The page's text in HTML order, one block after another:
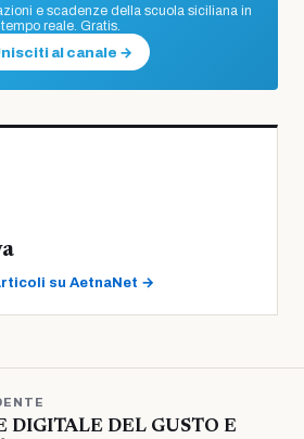
e scadenze della scuola siciliana in
tempo reale. Gratis.
al canale →
su AetnaNet →
DIGITALE DEL GUSTO E